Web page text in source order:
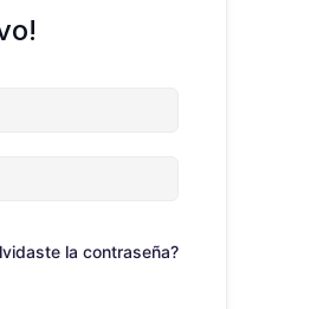
la contraseña?